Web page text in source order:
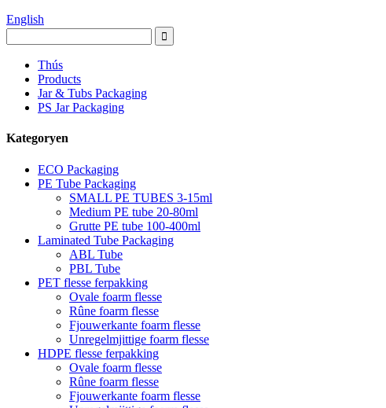
English
Thús
Products
Jar & Tubs Packaging
PS Jar Packaging
Kategoryen
ECO Packaging
PE Tube Packaging
SMALL PE TUBES 3-15ml
Medium PE tube 20-80ml
Grutte PE tube 100-400ml
Laminated Tube Packaging
ABL Tube
PBL Tube
PET flesse ferpakking
Ovale foarm flesse
Rûne foarm flesse
Fjouwerkante foarm flesse
Unregelmjittige foarm flesse
HDPE flesse ferpakking
Ovale foarm flesse
Rûne foarm flesse
Fjouwerkante foarm flesse